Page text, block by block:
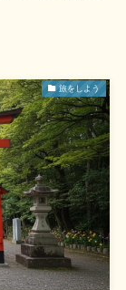
旅をしよう